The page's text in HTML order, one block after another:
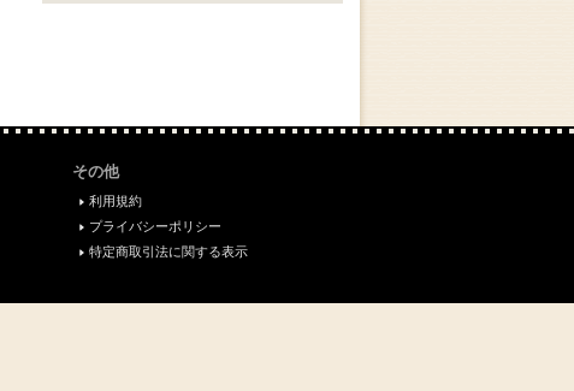
その他
利用規約
プライバシーポリシー
特定商取引法に関する表示